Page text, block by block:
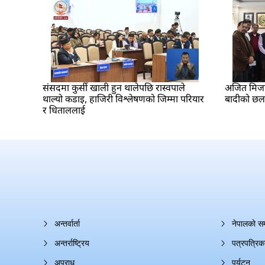
संसदमा कुर्सी खाली हुन थालेपछि रास्वपाले
थाल्यो कडाइ, हाजिरी विश्लेषणको जिम्मा परियार
र धिताललाई
अजित
बादीको
अन्तर्वार्ता
अन्तर्राष्ट्रिय
अपराध
नेपालको
पर्यटन